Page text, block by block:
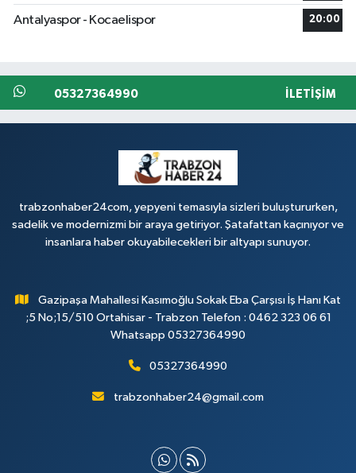
Antalyaspor - Kocaelispor 20:00
05327364990 İLETIŞIM
trabzonhaber24com, yepyeni temasıyla sizleri buluştururken,
sadelik ve modernizmi bir araya getiriyor. Şatafattan kaçınıyor ve
insanlara haber okuyabilecekleri bir altyapı sunuyor.
Gazipaşa Mahallesi Kasımoğlu Sokak Eba Çarşısı İş Hanı Kat
;5 No;15/510 Ortahisar - Trabzon Telefon : 0462 323 06 61
Whatsapp 05327364990
05327364990
trabzonhaber24@gmail.com